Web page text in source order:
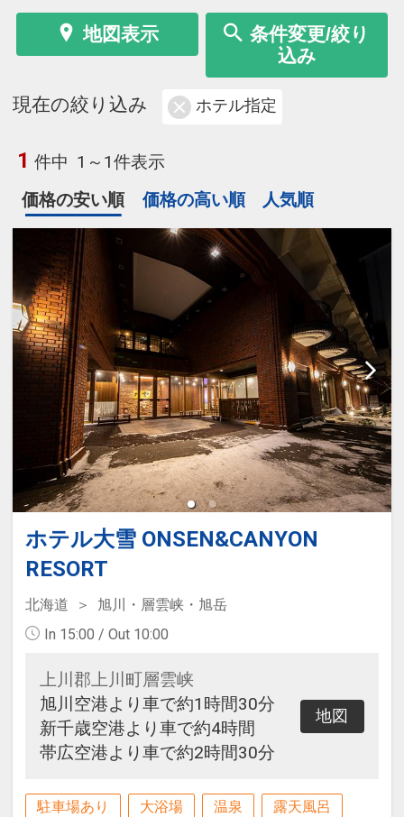
地図表示
条件変更/絞り
込み
現在の絞り込み ホテル指定
1 件中 1～1件表示
価格の安い順
価格の高い順 人気順
ホテル大雪 ONSEN&CANYON
RESORT
北海道
旭川・層雲峡・旭岳
In 15:00 / Out 10:00
上川郡上川町層雲峡
旭川空港より車で約1時間30分
新千歳空港より車で約4時間
帯広空港より車で約2時間30分
地図
駐車場あり 大浴場 温泉 露天風呂